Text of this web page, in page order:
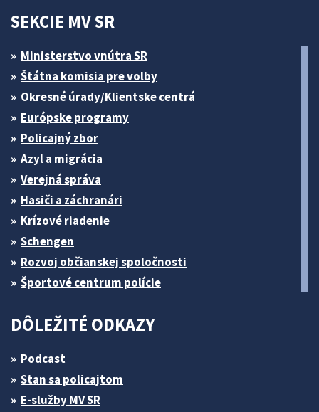
SEKCIE MV SR
Ministerstvo vnútra SR
Štátna komisia pre volby
Okresné úrady/Klientske centrá
Európske programy
Policajný zbor
Azyl a migrácia
Verejná správa
Hasiči a záchranári
Krízové riadenie
Schengen
Rozvoj občianskej spoločnosti
Športové centrum polície
DÔLEŽITÉ ODKAZY
Podcast
Stan sa policajtom
E-služby MV SR